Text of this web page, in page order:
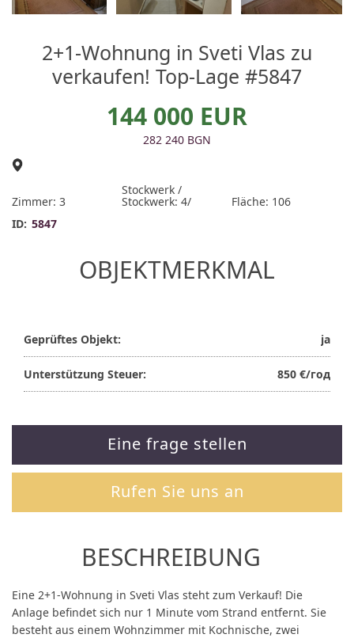
2+1-Wohnung in Sveti Vlas zu
verkaufen! Top-Lage #5847
144 000 EUR
282 240 BGN
Zimmer: 3
Stockwerk /
Stockwerk: 4/
Fläche: 106
ID: 5847
OBJEKTMERKMAL
Geprüftes Objekt: ja
Unterstützung Steuer: 850 €/год
Eine frage stellen
Rufen Sie uns an
BESCHREIBUNG
Eine 2+1-Wohnung in Sveti Vlas steht zum Verkauf! Die
Anlage befindet sich nur 1 Minute vom Strand entfernt. Sie
besteht aus einem Wohnzimmer mit Kochnische, zwei